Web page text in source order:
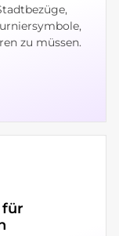
zu müssen.
für